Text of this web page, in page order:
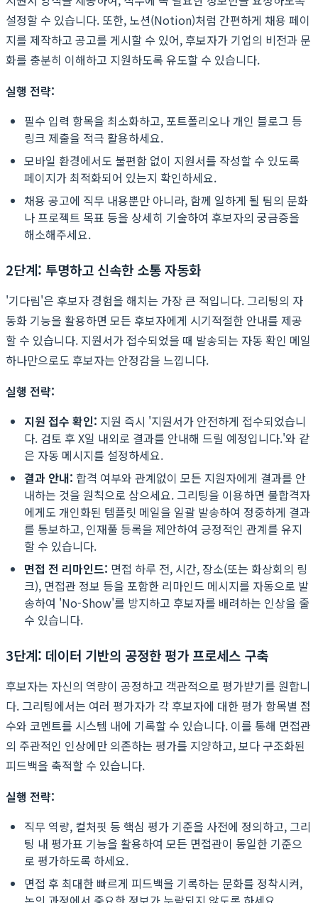
설정할 수 있습니다. 또한, 노션(Notion)처럼 간편하게 채용 페이
지를 제작하고 공고를 게시할 수 있어, 후보자가 기업의 비전과 문
화를 충분히 이해하고 지원하도록 유도할 수 있습니다.
실행 전략:
필수 입력 항목을 최소화하고, 포트폴리오나 개인 블로그 등
링크 제출을 적극 활용하세요.
모바일 환경에서도 불편함 없이 지원서를 작성할 수 있도록
페이지가 최적화되어 있는지 확인하세요.
채용 공고에 직무 내용뿐만 아니라, 함께 일하게 될 팀의 문화
나 프로젝트 목표 등을 상세히 기술하여 후보자의 궁금증을
해소해주세요.
2단계: 투명하고 신속한 소통 자동화
'기다림'은 후보자 경험을 해치는 가장 큰 적입니다. 그리팅의 자
동화 기능을 활용하면 모든 후보자에게 시기적절한 안내를 제공
할 수 있습니다. 지원서가 접수되었을 때 발송되는 자동 확인 메일
하나만으로도 후보자는 안정감을 느낍니다.
실행 전략:
지원 접수 확인: 지원 즉시 '지원서가 안전하게 접수되었습니
다. 검토 후 X일 내외로 결과를 안내해 드릴 예정입니다.'와 같
은 자동 메시지를 설정하세요.
결과 안내: 합격 여부와 관계없이 모든 지원자에게 결과를 안
내하는 것을 원칙으로 삼으세요. 그리팅을 이용하면 불합격자
에게도 개인화된 템플릿 메일을 일괄 발송하여 정중하게 결과
를 통보하고, 인재풀 등록을 제안하여 긍정적인 관계를 유지
할 수 있습니다.
면접 전 리마인드: 면접 하루 전, 시간, 장소(또는 화상회의 링
크), 면접관 정보 등을 포함한 리마인드 메시지를 자동으로 발
송하여 'No-Show'를 방지하고 후보자를 배려하는 인상을 줄
수 있습니다.
3단계: 데이터 기반의 공정한 평가 프로세스 구축
후보자는 자신의 역량이 공정하고 객관적으로 평가받기를 원합니
다. 그리팅에서는 여러 평가자가 각 후보자에 대한 평가 항목별 점
수와 코멘트를 시스템 내에 기록할 수 있습니다. 이를 통해 면접관
의 주관적인 인상에만 의존하는 평가를 지양하고, 보다 구조화된
피드백을 축적할 수 있습니다.
실행 전략:
직무 역량, 컬처핏 등 핵심 평가 기준을 사전에 정의하고, 그리
팅 내 평가표 기능을 활용하여 모든 면접관이 동일한 기준으
로 평가하도록 하세요.
면접 후 최대한 빠르게 피드백을 기록하는 문화를 정착시켜,